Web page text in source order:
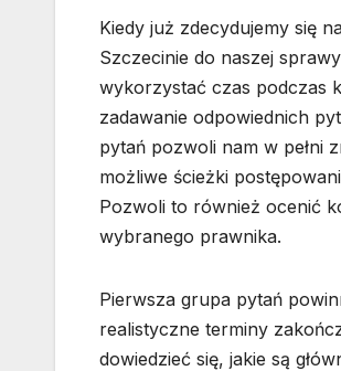
Kiedy już zdecydujemy się
Szczecinie do naszej
wykorzystać czas podczas
zadawanie odpowiednich
pytań pozwoli nam w pełni
możliwe ścieżki
Pozwoli to również ocenić
wybranego prawnika.
Pierwsza grupa pytań
realistyczne terminy
dowiedzieć się, jakie są